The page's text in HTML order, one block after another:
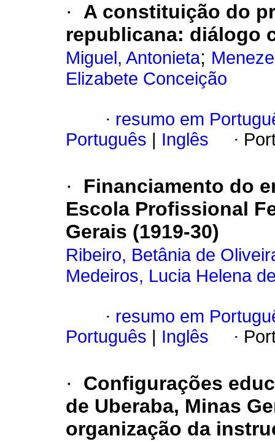
·
A constituição do
republicana: diálogo
Miguel, Antonieta;
Elizabete Conceição
· resumo em
Português
Inglês ·
·
Financiamento do
Escola Profissional
Gerais (1919-30)
Ribeiro, Betânia de
Medeiros, Lucia Helena
· resumo em
Português
Inglês ·
·
Configurações
de Uberaba, Minas
organização da